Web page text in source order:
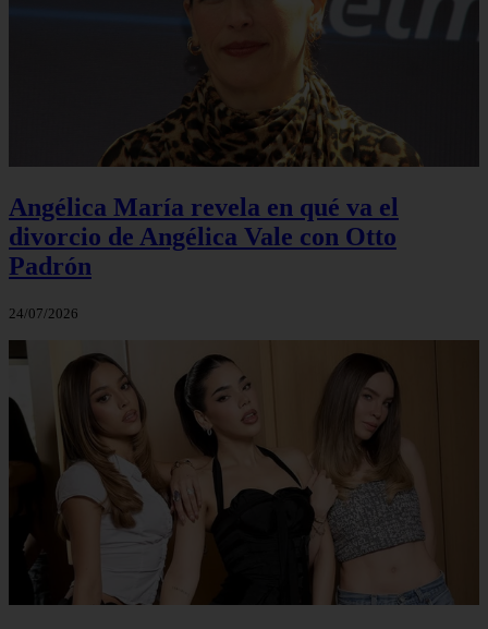
Angélica María revela en qué va el
divorcio de Angélica Vale con Otto
Padrón
24/07/2026